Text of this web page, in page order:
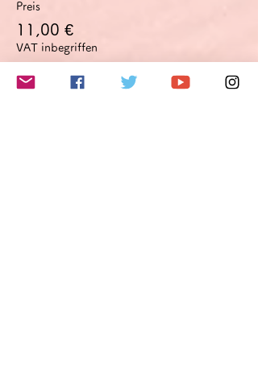
Preis
11,00 €
VAT inbegriffen
Anzahl